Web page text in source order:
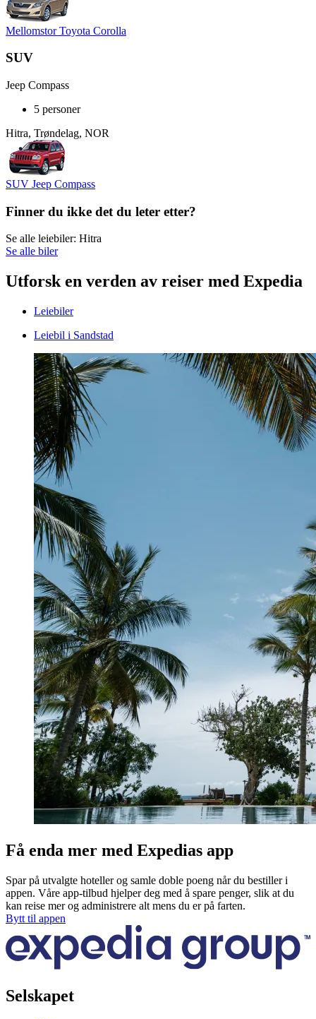
Mellomstor Toyota Corolla
SUV
Jeep Compass
5 personer
Hitra, Trøndelag, NOR
SUV Jeep Compass
Finner du ikke det du leter etter?
Se alle leiebiler: Hitra
Se alle biler
Utforsk en verden av reiser med Expedia
Leiebiler
Leiebil i Sandstad
Få enda mer med Expedias app
Spar på utvalgte hoteller og samle doble poeng når du bestiller i
appen. Våre app-tilbud hjelper deg med å spare penger, slik at du
kan reise mer og administrere alt mens du er på farten.
Bytt til appen
Selskapet